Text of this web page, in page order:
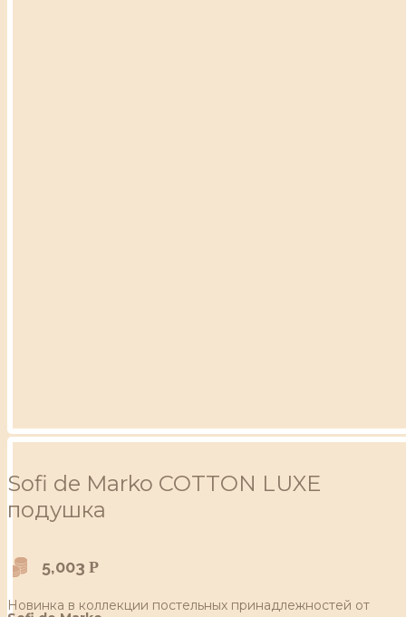
Sofi de Marko COTTON LUXE
подушка
5,003 Р
Новинка в коллекции постельных принадлежностей от